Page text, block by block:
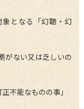
象となる「幻聴・幻
がない又は乏しいの
なものの事」